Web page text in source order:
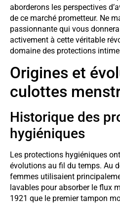
aborderons les perspectives
de ce marché prometteur. Ne
passionnante qui vous
activement à cette véritable
domaine des protections
Origines et
culottes
Historique des
hygiéniques
Les protections hygiéniques
évolutions au fil du temps. Au
femmes utilisaient
lavables pour absorber le flux
1921 que le premier tampon